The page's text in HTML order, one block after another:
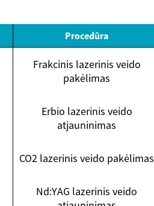
Procedūra
Frakcinis lazerinis veido
pakėlimas
Erbio lazerinis veido
atjauninimas
CO2 lazerinis veido pakėlimas
Nd:YAG lazerinis veido